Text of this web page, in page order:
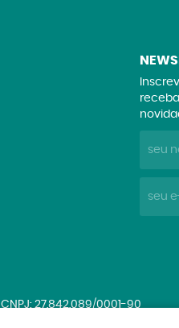
CNPJ: 27.842.089/0001-90